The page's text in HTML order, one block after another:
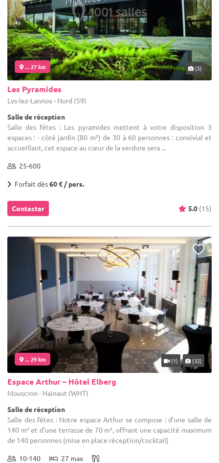
... 27 km (5)
Les Pyramides
Lys-lez-Lannoy - Nord (59)
Salle de réception
Salle des fêtes : Les pyramides mettent à votre disposition 3
espaces : - côté jardin (80 m²) de 30 à 60 personnes : convivial et
accueillant, cet espace au cœur de la verdure sera ...
25-600
Forfait dès60 € / pers.
Contacter 5.0 (15)
... 29 km (1) (32)
Espace Arthur – Hôtel Elberg
Mouscron - Hainaut (WHT)
Salle de réception
Salle des fêtes : Notre espace Arthur se compose : d'une salle de
140 m² et d'une terrasse de 70 m², offrant une capacité maximum
de 140 personnes (mise en place réception/cocktail)
10-140 27 max